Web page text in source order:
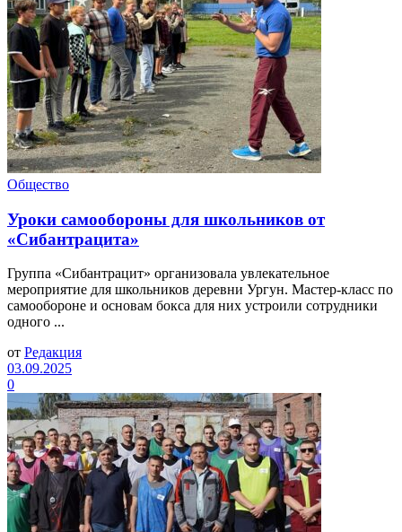
Общество
Уроки самообороны для школьников от
«Сибантрацита»
Группа «Сибантрацит» организовала увлекательное
мероприятие для школьников деревни Ургун. Мастер-класс по
самообороне и основам бокса для них устроили сотрудники
одного ...
от Редакция
03.09.2025
0